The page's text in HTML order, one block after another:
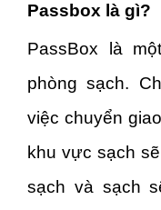
Passbox là gì?
PassBox là
phòng sạch.
việc chuyển
khu vực sạch
sạch và sạch